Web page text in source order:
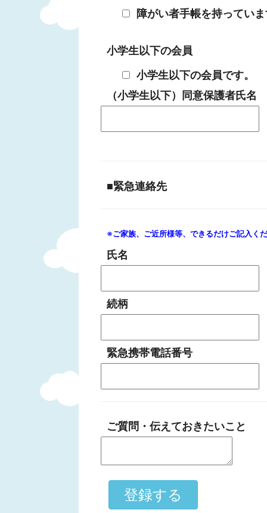
障がい者手帳を持っていま
小学生以下の会員
小学生以下の会員です。
（小学生以下）同意保護者氏名
■緊急連絡先
※ご家族、ご近所様等、できるだけご記入くだ
氏名
続柄
緊急携帯電話番号
ご質問・伝えておきたいこと